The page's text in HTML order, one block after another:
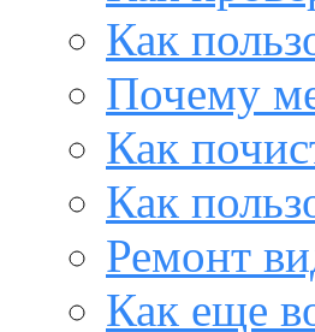
Как
Почему
Как
Как
Ремонт
Как еще